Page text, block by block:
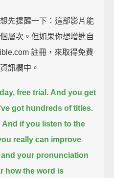
先提醒一下：這部影片能
層次。但如果你想增進自
註冊，來取得免費
訊欄中。
free trial. And you get
got hundreds of titles.
And if you listen to the
really can improve
your pronunciation
how the word is